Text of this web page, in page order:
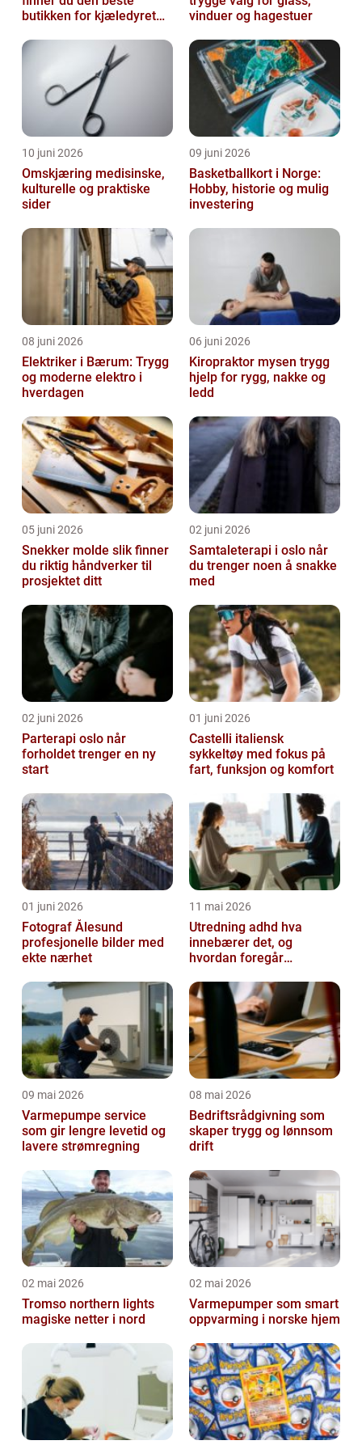
butikken for kjæledyret
vinduer og hagestuer
10 juni 2026
Omskjæring medisinske,
kulturelle og praktiske
sider
09 juni 2026
Basketballkort i Norge:
Hobby, historie og mulig
investering
08 juni 2026
Elektriker i Bærum: Trygg
og moderne elektro i
hverdagen
06 juni 2026
Kiropraktor mysen trygg
hjelp for rygg, nakke og
ledd
05 juni 2026
Snekker molde slik finner
du riktig håndverker til
prosjektet ditt
02 juni 2026
Samtaleterapi i oslo når
du trenger noen å snakke
med
02 juni 2026
Parterapi oslo når
forholdet trenger en ny
start
01 juni 2026
Castelli italiensk
sykkeltøy med fokus på
fart, funksjon og komfort
01 juni 2026
Fotograf Ålesund
profesjonelle bilder med
ekte nærhet
11 mai 2026
Utredning adhd hva
innebærer det, og
hvordan foregår
09 mai 2026
Varmepumpe service
som gir lengre levetid og
lavere strømregning
08 mai 2026
Bedriftsrådgivning som
skaper trygg og lønnsom
drift
02 mai 2026
Tromso northern lights
magiske netter i nord
02 mai 2026
Varmepumper som smart
oppvarming i norske hjem